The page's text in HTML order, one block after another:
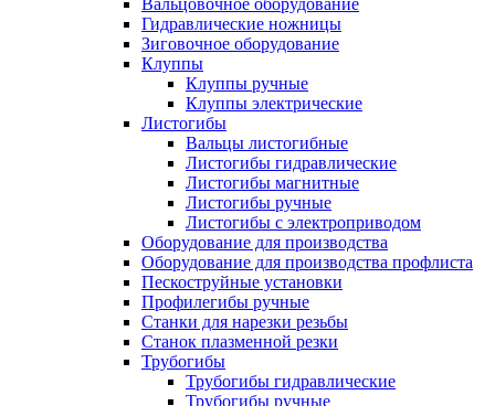
Вальцовочное оборудование
Гидравлические ножницы
Зиговочное оборудование
Клуппы
Клуппы ручные
Клуппы электрические
Листогибы
Вальцы листогибные
Листогибы гидравлические
Листогибы магнитные
Листогибы ручные
Листогибы с электроприводом
Оборудование для производства
Оборудование для производства профлиста
Пескоструйные установки
Профилегибы ручные
Станки для нарезки резьбы
Станок плазменной резки
Трубогибы
Трубогибы гидравлические
Трубогибы ручные